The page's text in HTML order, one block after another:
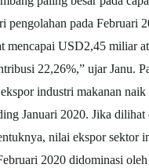
pengolahan pada Februari
mencapai USD2,45 miliar
22,26%,” ujar Janu.
industri makanan
Januari 2020. Jika
nilai ekspor sektor
2020 didominasi